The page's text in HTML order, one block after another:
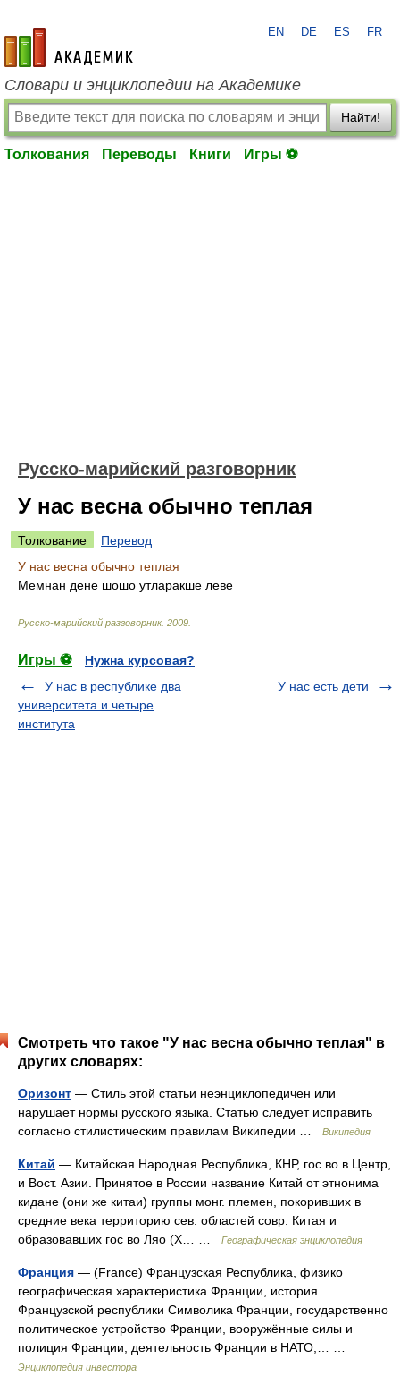
academic.ru
EN DE ES FR
Словари и энциклопедии на Академике
Найти!
Толкования Переводы Книги Игры ⚽
Русско-марийский разговорник
У нас весна обычно теплая
Толкование
Перевод
У нас весна обычно теплая
Мемнан дене шошо утларакше леве
Русско-марийский разговорник. 2009
Игры ⚽
Нужна курсовая?
У нас в республике два
университета и четыре
института
У нас есть дети
Смотреть что такое "У нас весна обычно теплая" в
других словарях:
Оризонт — Стиль этой статьи неэнциклопедичен или
нарушает нормы русского языка. Статью следует исправить
согласно стилистическим правилам Википедии …
Википедия
Китай — Китайская Народная Республика, КНР, гос во в Центр,
и Вост. Азии. Принятое в России название Китай от этнонима
кидане (они же китаи) группы монг. племен, покоривших в
средние века территорию сев. областей совр. Китая и
образовавших гос во Ляо (X… …
Географическая энциклопедия
Франция — (France) Французская Республика, физико
географическая характеристика Франции, история
Французской республики Символика Франции, государственно
политическое устройство Франции, вооружённые силы и
полиция Франции, деятельность Франции в НАТО,… …
Энциклопедия инвестора